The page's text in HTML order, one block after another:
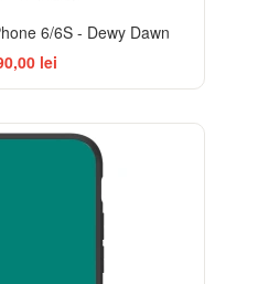
6/6S - Dewy Dawn
lei